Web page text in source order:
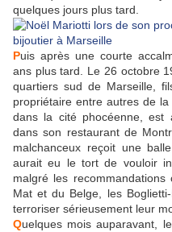
quelques jours plus tard.
Puis après une courte
ans plus tard. Le 26 octobre
quartiers sud de Marseille,
propriétaire entre autres de
dans la cité phocéenne, est
dans son restaurant de
malchanceux reçoit une
aurait eu le tort de vouloir
malgré les
Mat et du Belge, les
terroriser sérieusement leur
Quelques mois auparavant,